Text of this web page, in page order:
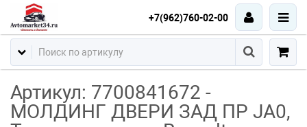
+7(962)760-02-00
Артикул: 7700841672 -
МОЛДИНГ ДВЕРИ ЗАД ПР JA0,